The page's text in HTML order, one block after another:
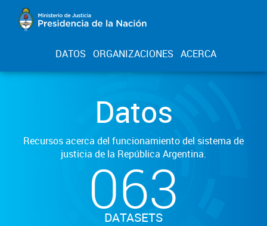
DATOS ORGANIZACIONES ACERCA
Datos
Recursos acerca del funcionamiento del sistema de
justicia de la República Argentina.
063
DATASETS